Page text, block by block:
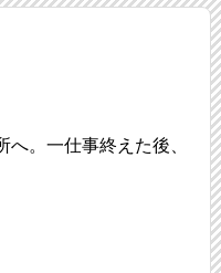
へ。一仕事終えた後、